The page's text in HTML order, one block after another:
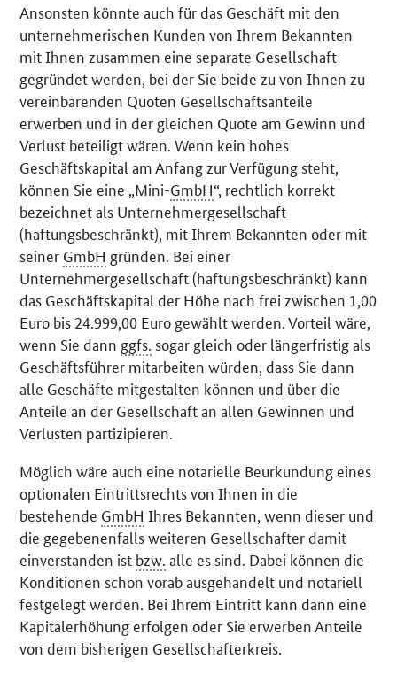
Ansonsten könnte auch für das Geschäft mit den
unternehmerischen Kunden von Ihrem Bekannten
mit Ihnen zusammen eine separate Gesellschaft
gegründet werden, bei der Sie beide zu von Ihnen zu
vereinbarenden Quoten Gesellschaftsanteile
erwerben und in der gleichen Quote am Gewinn und
Verlust beteiligt wären. Wenn kein hohes
Geschäftskapital am Anfang zur Verfügung steht,
können Sie eine „Mini-GmbH“, rechtlich korrekt
bezeichnet als Unternehmergesellschaft
(haftungsbeschränkt), mit Ihrem Bekannten oder mit
seiner GmbH gründen. Bei einer
Unternehmergesellschaft (haftungsbeschränkt) kann
das Geschäftskapital der Höhe nach frei zwischen 1,00
Euro bis 24.999,00 Euro gewählt werden. Vorteil wäre,
wenn Sie dann ggfs. sogar gleich oder längerfristig als
Geschäftsführer mitarbeiten würden, dass Sie dann
alle Geschäfte mitgestalten können und über die
Anteile an der Gesellschaft an allen Gewinnen und
Verlusten partizipieren.
Möglich wäre auch eine notarielle Beurkundung eines
optionalen Eintrittsrechts von Ihnen in die
bestehende GmbH Ihres Bekannten, wenn dieser und
die gegebenenfalls weiteren Gesellschafter damit
einverstanden ist bzw. alle es sind. Dabei können die
Konditionen schon vorab ausgehandelt und notariell
festgelegt werden. Bei Ihrem Eintritt kann dann eine
Kapitalerhöhung erfolgen oder Sie erwerben Anteile
von dem bisherigen Gesellschafterkreis.